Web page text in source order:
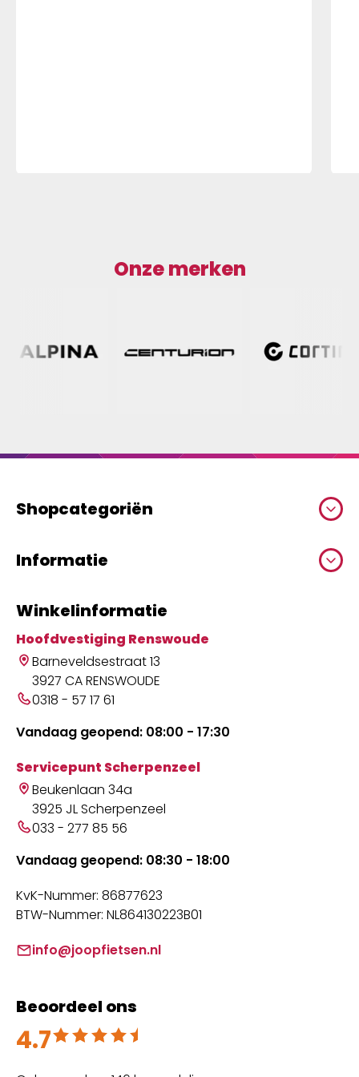
Onze merken
Shopcategoriën
Informatie
Winkelinformatie
Hoofdvestiging Renswoude
Barneveldsestraat 13
3927 CA RENSWOUDE
0318 - 57 17 61
Vandaag geopend: 08:00 - 17:30
Servicepunt Scherpenzeel
Beukenlaan 34a
3925 JL Scherpenzeel
033 - 277 85 56
Vandaag geopend: 08:30 - 18:00
KvK-Nummer: 86877623
BTW-Nummer: NL864130223B01
info@joopfietsen.nl
Beoordeel ons
4.7
Beoordeeld met 4.7 uit 5